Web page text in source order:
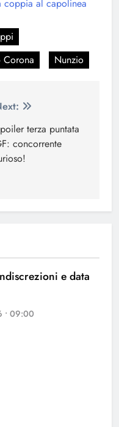
al capolinea
Corona Nunzio
terza puntata
concorrente
e data
• 09:00